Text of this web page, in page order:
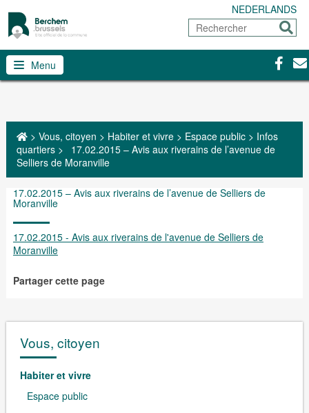
NEDERLANDS
Rechercher
Menu
> Vous, citoyen > Habiter et vivre> Espace public> Infos
quartiers>
17.02.2015 – Avis aux riverains de l’avenue de
Selliers de Moranville
17.02.2015 – Avis aux riverains de l’avenue de Selliers de
Moranville
17.02.2015 - Avis aux riverains de l'avenue de Selliers de
Moranville
Partager cette page
Vous, citoyen
Habiter et vivre
Espace public